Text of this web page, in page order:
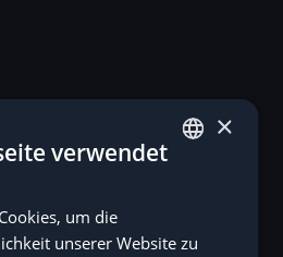
×
verwendet
um die
unserer Website zu